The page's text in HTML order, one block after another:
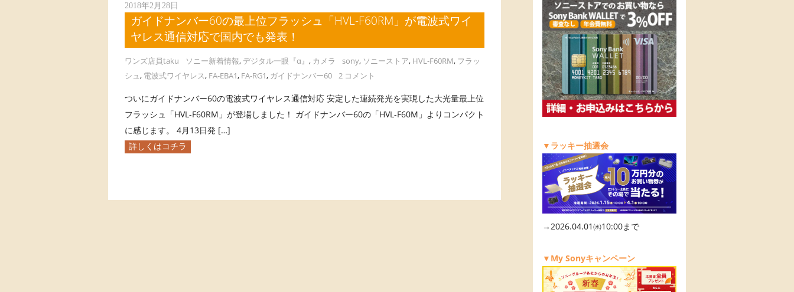
2018年2月28日
ガイドナンバー60の最上位フラッシュ「HVL-F60RM」が電波式ワイ
ヤレス通信対応で国内でも発表！
ワンズ店員taku ソニー新着情報, デジタル一眼『α』 , カメラ sony, ソニーストア, HVL-F60RM, フラッ
シュ, 電波式ワイヤレス, FA-EBA1, FA-RG1, ガイドナンバー60 2 コメント
ついにガイドナンバー60の電波式ワイヤレス通信対応 安定した連続発光を実現した大光量最上位
フラッシュ「HVL-F60RM」が登場しました！ ガイドナンバー60の「HVL-F60M」よりコンパクト
に感じます。 4月13日発 […]
詳しくはコチラ
▼ラッキー抽選会
→2026.04.01㈬10:00まで
▼My Sonyキャンペーン